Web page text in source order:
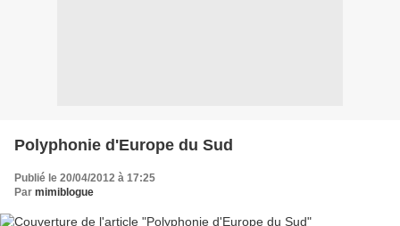
Polyphonie d'Europe du Sud
Publié le 20/04/2012 à 17:25
Par mimiblogue